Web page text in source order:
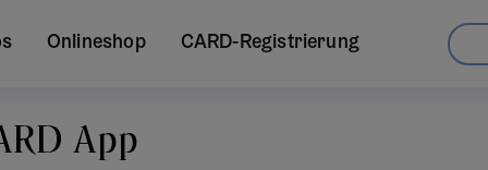
Onlineshop CARD-Registrierung
App